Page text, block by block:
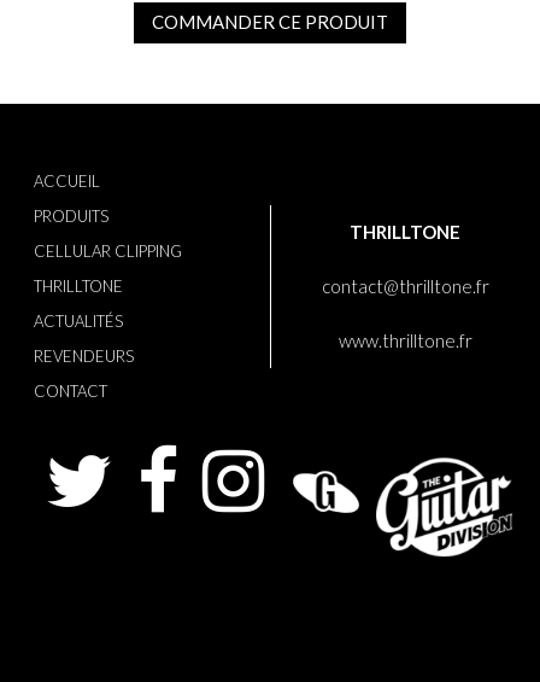
COMMANDER CE PRODUIT
ACCUEIL
PRODUITS
CELLULAR CLIPPING
THRILLTONE
ACTUALITÉS
REVENDEURS
CONTACT
THRILLTONE
contact@thrilltone.fr
www.thrilltone.fr
Facebook
Instagram